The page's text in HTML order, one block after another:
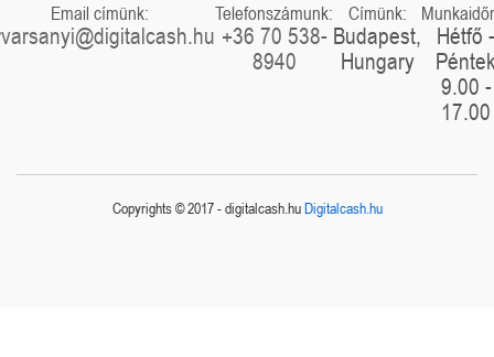
Email címünk: Telefonszámunk:
+36 70 538-
8940
Címünk:
Budapest,
Hungary
Hétfő -
9.00 -
17.00
Copyrights © 2017 - digitalcash.huDigitalcash.hu